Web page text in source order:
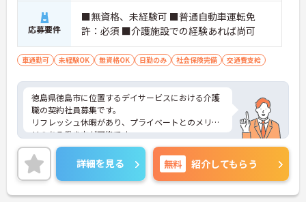
応募要件
■無資格、未経験可 ■普通自動車運転免
許：必須 ■介護施設での経験あれば尚可
車通勤可 未経験OK 無資格OK 日勤のみ 社会保険完備 交通費支給
徳島県徳島市に位置するデイサービスにおける介護
職の契約社員募集です。
リフレッシュ休暇があり、プライベートとのメリハ
リのある働き方が可能です。
また研修制度や正社員登用制度もあり働きながらス
キルアップが目指せる環境です。
ご興味のある方には、面接対策ポイントなど、さら
に詳細をご案内しますのでお気軽にご相談くださ
い！
詳細を見る 無料 紹介してもらう